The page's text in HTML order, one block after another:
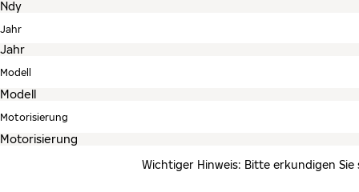
Jahr
Modell
Motorisierung
Wichtiger Hinweis: Bitte erkundigen